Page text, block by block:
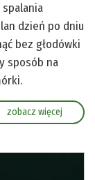
dzień po dniu
bez głodówki
sposób na
zobacz więcej